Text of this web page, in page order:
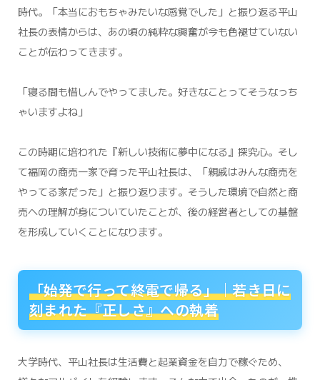
時代。「本当におもちゃみたいな感覚でした」と振り返る平山
社長の表情からは、あの頃の純粋な興奮が今も色褪せていない
ことが伝わってきます。
「寝る間も惜しんでやってました。好きなことってそうなっち
ゃいますよね」
この時期に培われた『新しい技術に夢中になる』探究心。そし
て福岡の商売一家で育った平山社長は、「親戚はみんな商売を
やってる家だった」と振り返ります。そうした環境で自然と商
売への理解が身についていたことが、後の経営者としての基盤
を形成していくことになります。
「始発で行って終電で帰る」｜若き日に
刻まれた『正しさ』への執着
大学時代、平山社長は生活費と起業資金を自力で稼ぐため、